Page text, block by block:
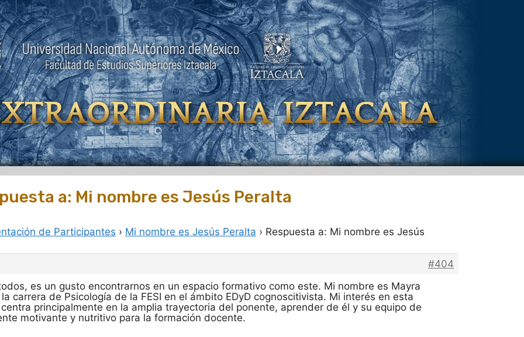
a: Mi nombre es Jesús Peralta
de Participantes › Mi nombre es Jesús Peralta › Respuesta a: Mi nombre es Jesús
#404
es un gusto encontrarnos en un espacio formativo como este. Mi nombre es Mayra
carrera de Psicología de la FESI en el ámbito EDyD cognoscitivista. Mi interés en esta
principalmente en la amplia trayectoria del ponente, aprender de él y su equipo de
motivante y nutritivo para la formación docente.